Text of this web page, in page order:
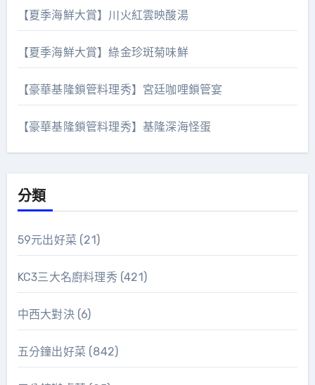
【夏季海鮮大賞】川火紅雲映酸湯
【夏季海鮮大賞】綠金珍斑菊味鮮
【豪華基隆鎖管料理秀】宮廷咖哩鎖管宴
【豪華基隆鎖管料理秀】基隆深海怪蛋
分類
59元出好菜 (21)
KC3三大名廚料理秀(421)
中西大對決(6)
五分鐘出好菜 (842)